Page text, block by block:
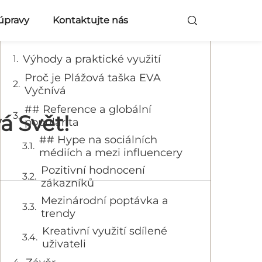
Kontaktujte nás
Svět!
Obsah
Výhody a praktické využití
Proč je Plážová taška EVA
Vyčnívá
## Reference a globální
popularita
## Hype na sociálních
médiích a mezi influencery
Pozitivní hodnocení
zákazníků
Mezinárodní poptávka a
trendy
Kreativní využití sdílené
uživateli